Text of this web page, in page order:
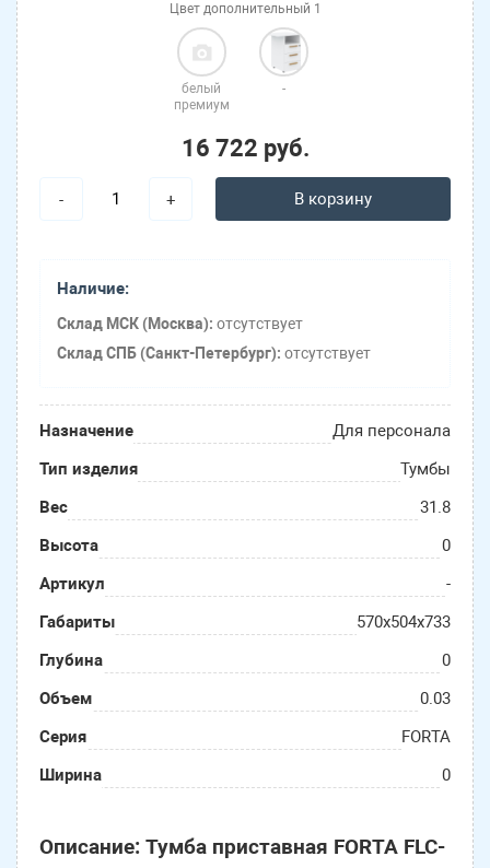
Цвет дополнительный 1
белый
премиум
-
16 722 руб.
- + В корзину
Наличие:
Склад МСК (Москва): отсутствует
Склад СПБ (Санкт-Петербург): отсутствует
Назначение
Для персонала
Тип изделия
Тумбы
Вес
31.8
Высота
0
Артикул
-
Габариты
570х504х733
Глубина
0
Объем
0.03
Серия
FORTA
Ширина
0
Описание: Тумба приставная FORTA FLC-